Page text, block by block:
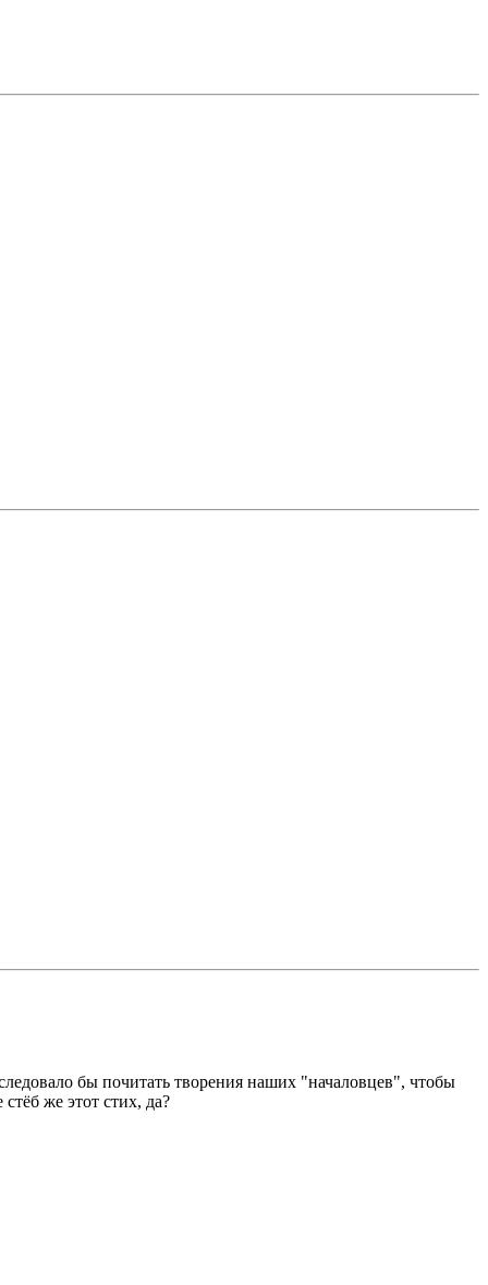
бы почитать творения наших "началовцев", чтобы
же этот стих, да?